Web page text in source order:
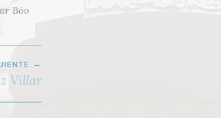
Bóo
Villar